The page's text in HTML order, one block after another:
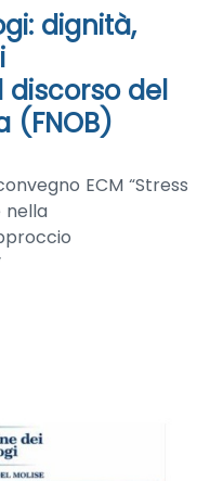
dignità,
del
(FNOB)
ECM “Stress
nella